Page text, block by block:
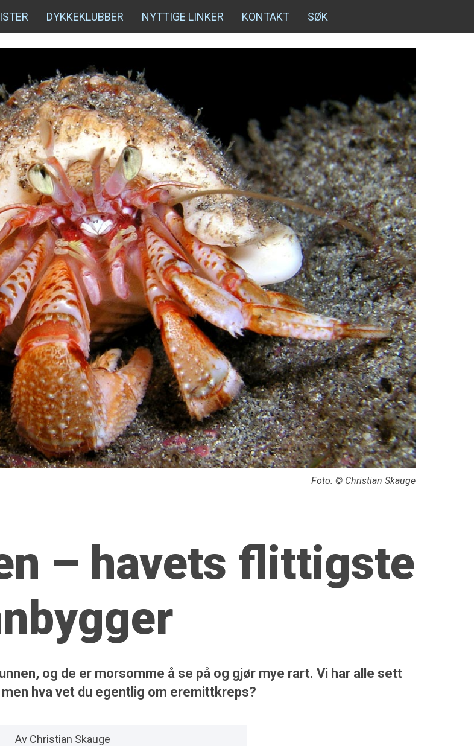
DYKKEKLUBBER NYTTIGE LINKER KONTAKT SØK
Foto: © Christian Skauge
– havets flittigste
og de er morsomme å se på og gjør mye rart. Vi har alle sett
hva vet du egentlig om eremittkreps?
Av Christian Skauge